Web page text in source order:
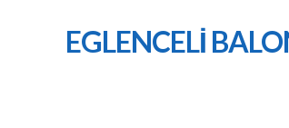
EGLENCELİ